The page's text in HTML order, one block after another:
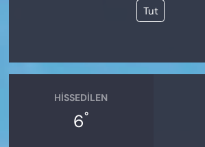
Tut
HISSEDILEN
6°